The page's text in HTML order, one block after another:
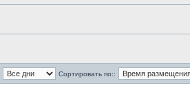
Сортировать по::